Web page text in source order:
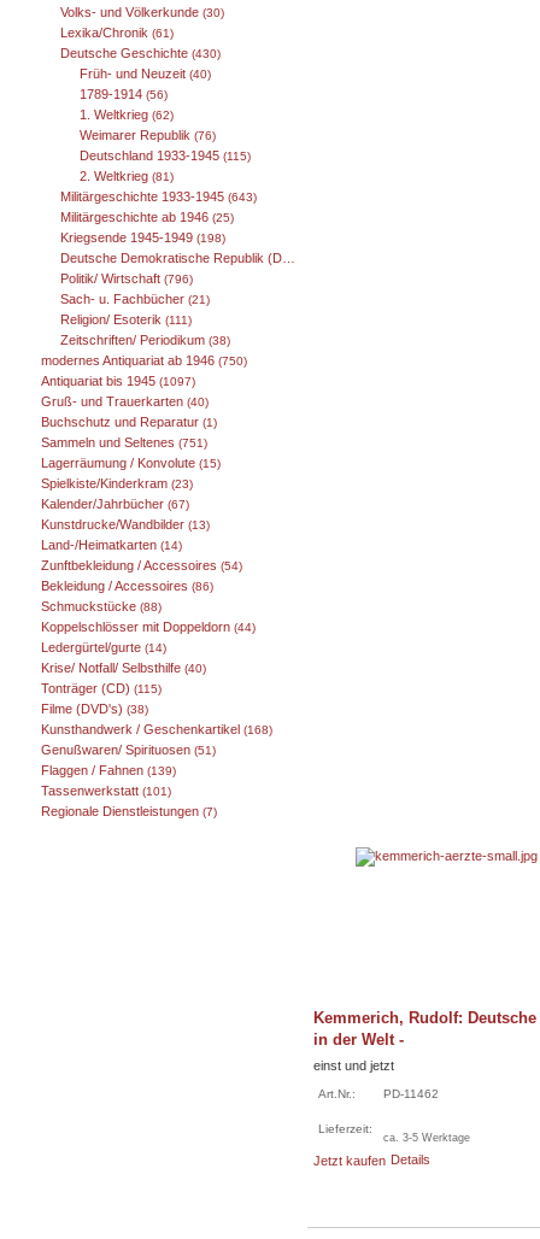
Volks- und Völkerkunde (30)
Lexika/Chronik (61)
Deutsche Geschichte (430)
Früh- und Neuzeit (40)
1789-1914 (56)
1. Weltkrieg (62)
Weimarer Republik (76)
Deutschland 1933-1945 (115)
2. Weltkrieg (81)
Militärgeschichte 1933-1945 (643)
Militärgeschichte ab 1946 (25)
Kriegsende 1945-1949 (198)
Deutsche Demokratische Republik (DDR) 1949-1989
Politik/ Wirtschaft (796)
Sach- u. Fachbücher (21)
Religion/ Esoterik (111)
Zeitschriften/ Periodikum (38)
modernes Antiquariat ab 1946 (750)
Antiquariat bis 1945 (1097)
Gruß- und Trauerkarten (40)
Buchschutz und Reparatur (1)
Sammeln und Seltenes (751)
Lagerräumung / Konvolute (15)
Spielkiste/Kinderkram (23)
Kalender/Jahrbücher (67)
Kunstdrucke/Wandbilder (13)
Land-/Heimatkarten (14)
Zunftbekleidung / Accessoires (54)
Bekleidung / Accessoires (86)
Schmuckstücke (88)
Koppelschlösser mit Doppeldorn (44)
Ledergürtel/gurte (14)
Krise/ Notfall/ Selbsthilfe (40)
Tonträger (CD) (115)
Filme (DVD's) (38)
Kunsthandwerk / Geschenkartikel (168)
Genußwaren/ Spirituosen (51)
Flaggen / Fahnen (139)
Tassenwerkstatt (101)
Regionale Dienstleistungen (7)
Kemmerich, Rudolf: Deutsche
in der Welt -
einst und jetzt
Art.Nr.: PD-11462
Lieferzeit:
ca. 3-5 Werktage
Jetzt kaufen Details